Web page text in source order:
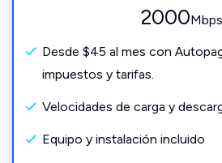
2000Mbps
Desde $45 al mes con
impuestos y tarifas.
Velocidades de carga y
Equipo y instalación incluido